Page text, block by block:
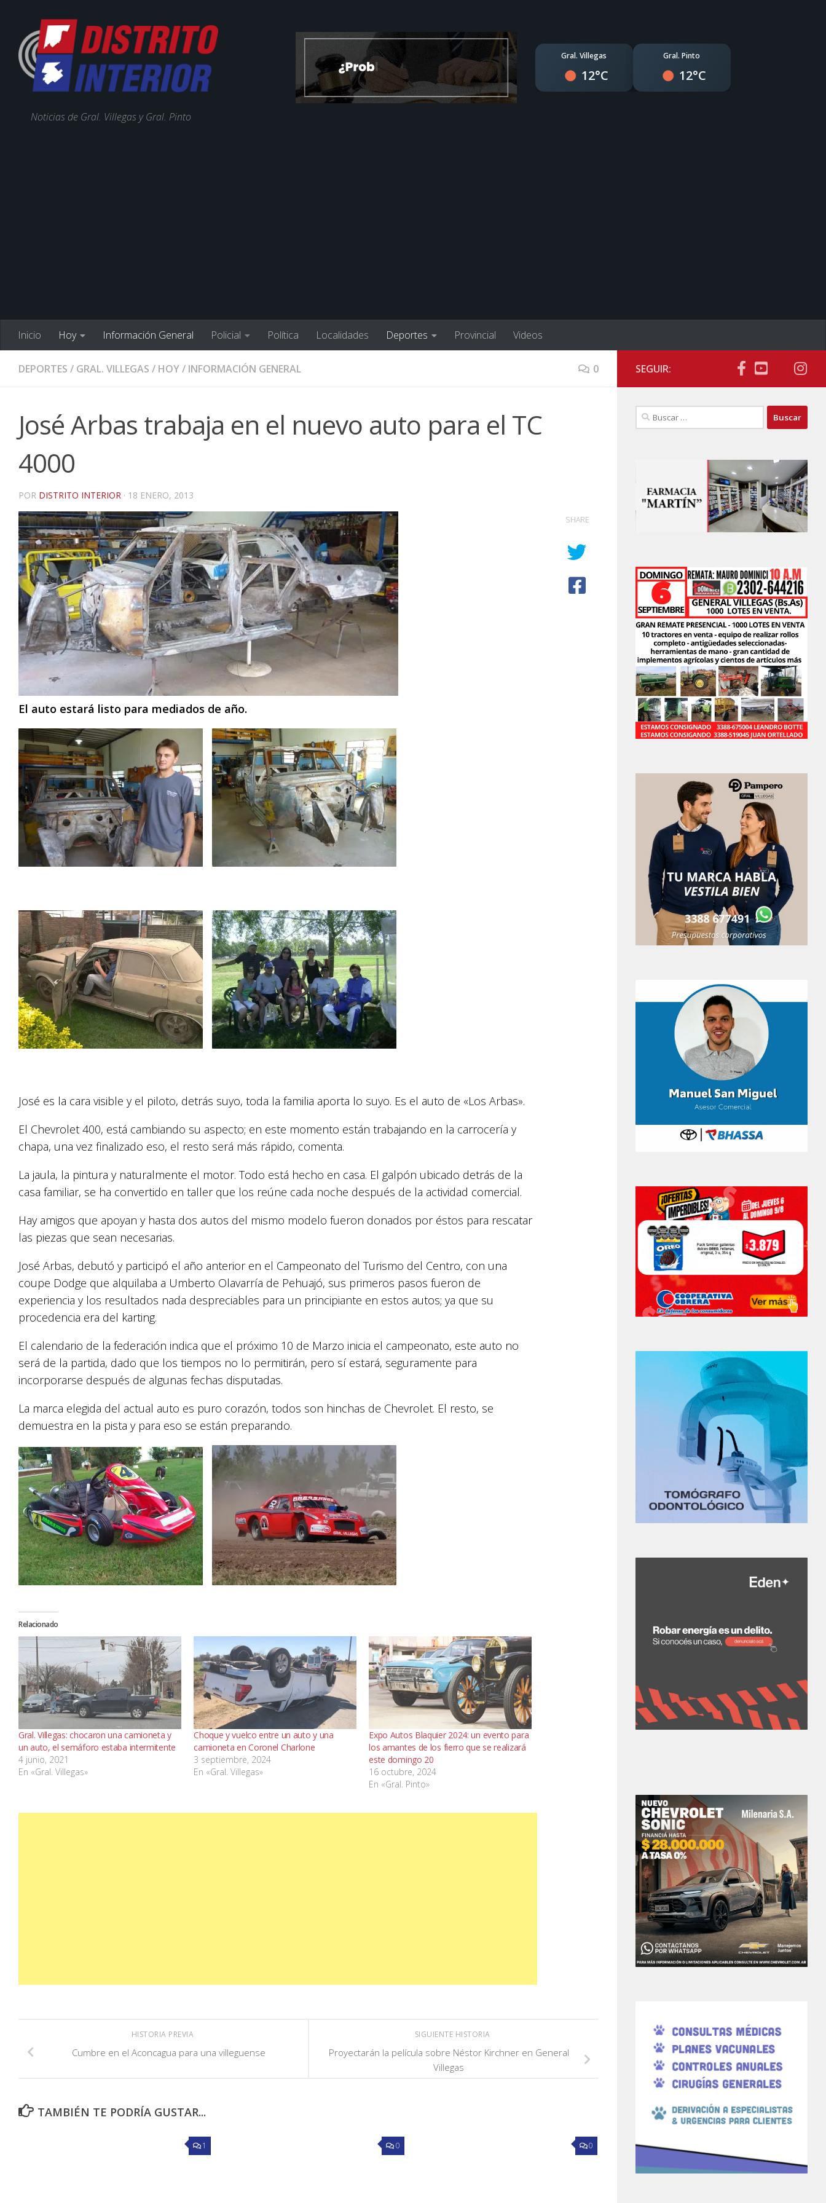
Noticias de Gral. Villegas y Gral. Pinto
Gral. Villegas
12°C
Gral. Pinto
12°C
Inicio Hoy Información General Policial Política Localidades Deportes Provincial Videos
DEPORTES / GRAL. VILLEGAS / HOY/ INFORMACIÓN GENERAL 0
José Arbas trabaja en el nuevo auto para el TC
4000
POR DISTRITO INTERIOR · 18 ENERO, 2013
El auto estará listo para mediados de año.
José es la cara visible y el piloto, detrás suyo, toda la familia aporta lo suyo. Es el auto de «Los Arbas».
El Chevrolet 400, está cambiando su aspecto; en este momento están trabajando en la carrocería y
chapa, una vez finalizado eso, el resto será más rápido, comenta.
La jaula, la pintura y naturalmente el motor. Todo está hecho en casa. El galpón ubicado detrás de la
casa familiar, se ha convertido en taller que los reúne cada noche después de la actividad comercial.
Hay amigos que apoyan y hasta dos autos del mismo modelo fueron donados por éstos para rescatar
las piezas que sean necesarias.
José Arbas, debutó y participó el año anterior en el Campeonato del Turismo del Centro, con una
coupe Dodge que alquilaba a Umberto Olavarría de Pehuajó, sus primeros pasos fueron de
experiencia y los resultados nada despreciables para un principiante en estos autos; ya que su
procedencia era del karting.
El calendario de la federación indica que el próximo 10 de Marzo inicia el campeonato, este auto no
será de la partida, dado que los tiempos no lo permitirán, pero sí estará, seguramente para
incorporarse después de algunas fechas disputadas.
La marca elegida del actual auto es puro corazón, todos son hinchas de Chevrolet. El resto, se
demuestra en la pista y para eso se están preparando.
Relacionado
Gral. Villegas: chocaron una camioneta y
un auto, el semáforo estaba intermitente
4 junio, 2021
En «Gral. Villegas»
Choque y vuelco entre un auto y una
camioneta en Coronel Charlone
3 septiembre, 2024
En «Gral. Villegas»
Expo Autos Blaquier 2024: un evento para
los amantes de los fierro que se realizará
este domingo 20
16 octubre, 2024
En «Gral. Pinto»
SHARE
SIGUIENTE HISTORIA
Proyectarán la película sobre Néstor Kirchner en General
Villegas
HISTORIA PREVIA
Cumbre en el Aconcagua para una villeguense
TAMBIÉN TE PODRÍA GUSTAR...
1 0 0
SEGUIR:
Buscar: